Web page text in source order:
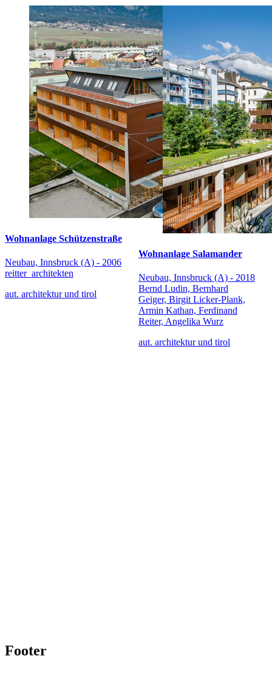
Wohnanlage Schützenstraße
Neubau, Innsbruck (A) - 2006
reitter_architekten
aut. architektur und tirol
Wohnanlage Salamander
Neubau, Innsbruck (A) - 2018
Bernd Ludin, Bernhard
Geiger, Birgit Licker-Plank,
Armin Kathan, Ferdinand
Reiter, Angelika Wurz
aut. architektur und tirol
Footer